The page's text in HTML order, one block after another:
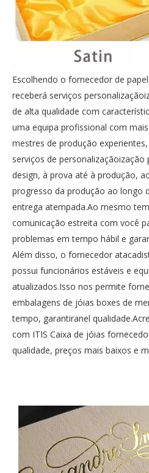
Escolhendo o fornecedor de
receberá serviços
de alta qualidade com
uma equipa profissional com
mestres de produção
serviços de personalizaçãoização
design, à prova até à produção,
progresso da produção ao longo
entrega atempada.Ao mesmo
comunicação estreita com você
problemas em tempo hábil e
Além disso, o fornecedor
possui funcionários estáveis ​​e
atualizados.Isso nos permite
embalagens de jóias boxes de
tempo, garantiranel
com ITIS Caixa de jóias
qualidade, preços mais baixos e